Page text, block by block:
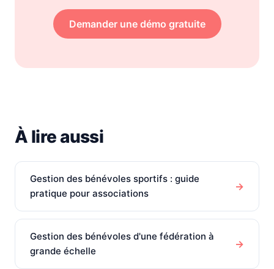
Demander une démo gratuite
À lire aussi
Gestion des bénévoles sportifs : guide
pratique pour associations
→
Gestion des bénévoles d'une fédération à
grande échelle
→